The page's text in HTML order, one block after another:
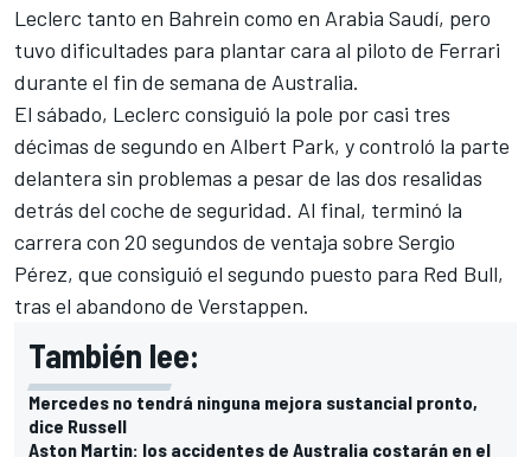
Leclerc tanto en Bahrein como en Arabia Saudí, pero
tuvo dificultades para plantar cara al piloto de Ferrari
durante el fin de semana de Australia.
El sábado, Leclerc consiguió la pole por casi tres
décimas de segundo en Albert Park, y controló la parte
delantera sin problemas a pesar de las dos resalidas
detrás del coche de seguridad. Al final, terminó la
carrera con 20 segundos de ventaja sobre Sergio
Pérez, que consiguió el segundo puesto para Red Bull,
tras el abandono de Verstappen.
También lee:
Mercedes no tendrá ninguna mejora sustancial pronto,
dice Russell
Aston Martin: los accidentes de Australia costarán en el